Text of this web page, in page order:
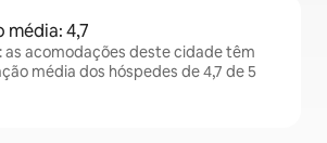
média: 4,7
as acomodações deste cidade têm
média dos hóspedes de 4,7 de 5